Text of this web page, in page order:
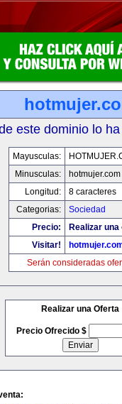
este dominio lo
Mayusculas:
Minusculas:
hotmujer.com
Longitud:
8 caracteres
Categorias:
Sociedad
Precio:
Realizar
Visitar!
Serán consideradas
Realizar una Oferta
Precio Ofrecido $